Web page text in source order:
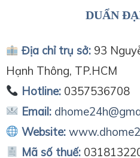
DUẨN
Địa chỉ trụ sở:93
Hạnh Thông, TP.HCM
Hotline:0357536708
Email:
Website:
Mã số thuế: